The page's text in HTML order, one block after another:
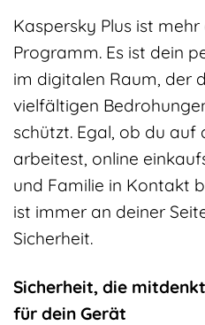
Kaspersky Plus ist
Programm. Es ist dein
im digitalen Raum, der
vielfältigen
schützt. Egal, ob du
arbeitest, online
und Familie in Kontakt
ist immer an deiner
Sicherheit.
Sicherheit, die
für dein Gerät